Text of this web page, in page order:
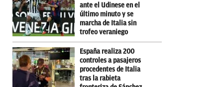
ante el Udinese en el
último minuto y se
marcha de Italia sin
trofeo veraniego
España realiza 200
controles a pasajeros
procedentes de Italia
tras la rabieta